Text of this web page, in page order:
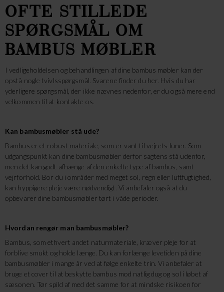
OFTE STILLEDE
SPØRGSMÅL OM
BAMBUS MØBLER
I vedligeholdelsen og behandlingen af dine bambus møbler kan der
opstå nogle tvivlsspørgsmål. Svarene finder du her. Hvis du har
yderligere spørgsmål, der ikke nævnes nedenfor, er du også mere end
velkommen til at kontakte os.
Kan bambusmøbler stå ude?
Bambus er et robust materiale, som er vant til vejrets luner. Som
udgangspunkt kan dine bambusmøbler derfor sagtens stå udenfor,
men det kan godt afhænge af den enkelte type af bambus, samt
vejrforhold. Bor du i områder med meget sol, regn eller luftfugtighed,
kan hyppigere pleje være nødvendigt. Vi anbefaler også at du
opbevarer dine bambusmøbler tørt i våde perioder.
Hvordan rengør man bambusmøbler?
Bambus, som ethvert andet naturmateriale, kræver pleje for at
forblive smukt og holde længe. Du kan forlænge levetiden på dine
bambusmøbler i mange år ved at følge enkelte trin. Vi anbefaler at
bruge et cover til at beskytte bambus mod natlig dug og sol i løbet af
sæsonen. Tør spild af med det samme for at mindske risikoen for